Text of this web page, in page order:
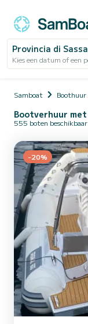
Provincia di
Kies een datum of een
Samboat Boothuur
Bootverhuur
555 boten
-20%